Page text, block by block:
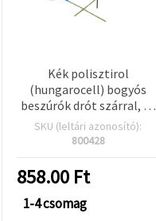
Kék polisztirol
(hungarocell) bogyós
beszúrók drót szárral, 20
x 38 mm fejek,
virágkötészeti
koszorúkhoz és DIY/hobbi
kézműves projektekhez,
20 darabos csomag
SKU (leltári azonosító):
800428
858.00 Ft
1-4 csomag